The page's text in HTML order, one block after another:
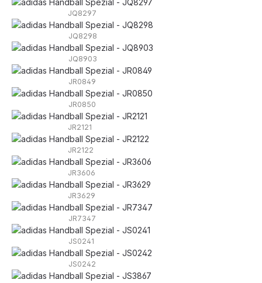
JQ8297
JQ8298
JQ8903
JR0849
JR0850
JR2121
JR2122
JR3606
JR3629
JR7347
JS0241
JS0242